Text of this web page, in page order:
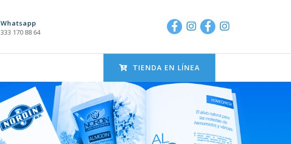
Whatsapp
333 170 88 64
TIENDA EN LÍNEA